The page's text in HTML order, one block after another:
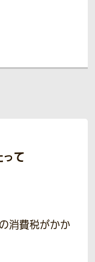
て
消費税がかか